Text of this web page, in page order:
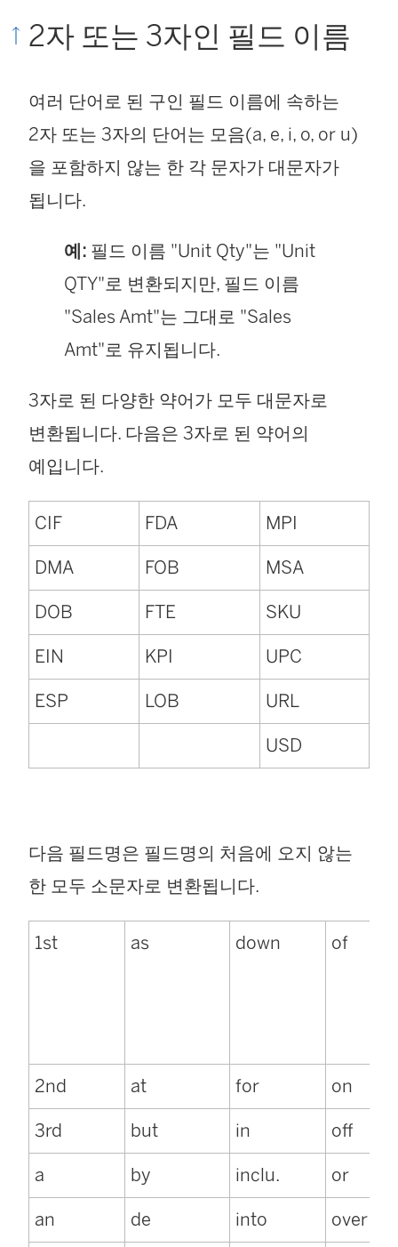
2자 또는 3자인 필드 이름
여러 단어로 된 구인 필드 이름에 속하는
2자 또는 3자의 단어는 모음(a, e, i, o, or u)
을 포함하지 않는 한 각 문자가 대문자가
됩니다.
예: 필드 이름 "Unit Qty"는 "Unit
QTY"로 변환되지만, 필드 이름
"Sales Amt"는 그대로 "Sales
Amt"로 유지됩니다.
3자로 된 다양한 약어가 모두 대문자로
변환됩니다. 다음은 3자로 된 약어의
예입니다.
CIF FDA MPI
DMA FOB MSA
DOB FTE SKU
EIN KPI UPC
ESP LOB URL
USD
다음 필드명은 필드명의 처음에 오지 않는
한 모두 소문자로 변환됩니다.
1st as down of
2nd at for on
3rd but in off
a by inclu. or
an de into over